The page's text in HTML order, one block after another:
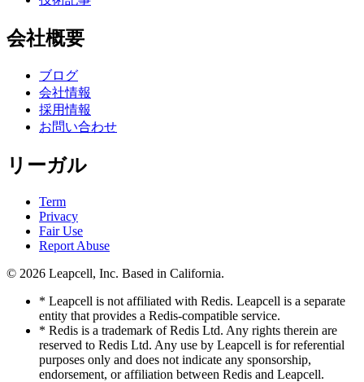
会社概要
ブログ
会社情報
採用情報
お問い合わせ
リーガル
Term
Privacy
Fair Use
Report Abuse
© 2026 Leapcell, Inc. Based in California.
* Leapcell is not affiliated with Redis. Leapcell is a separate
entity that provides a Redis-compatible service.
* Redis is a trademark of Redis Ltd. Any rights therein are
reserved to Redis Ltd. Any use by Leapcell is for referential
purposes only and does not indicate any sponsorship,
endorsement, or affiliation between Redis and Leapcell.